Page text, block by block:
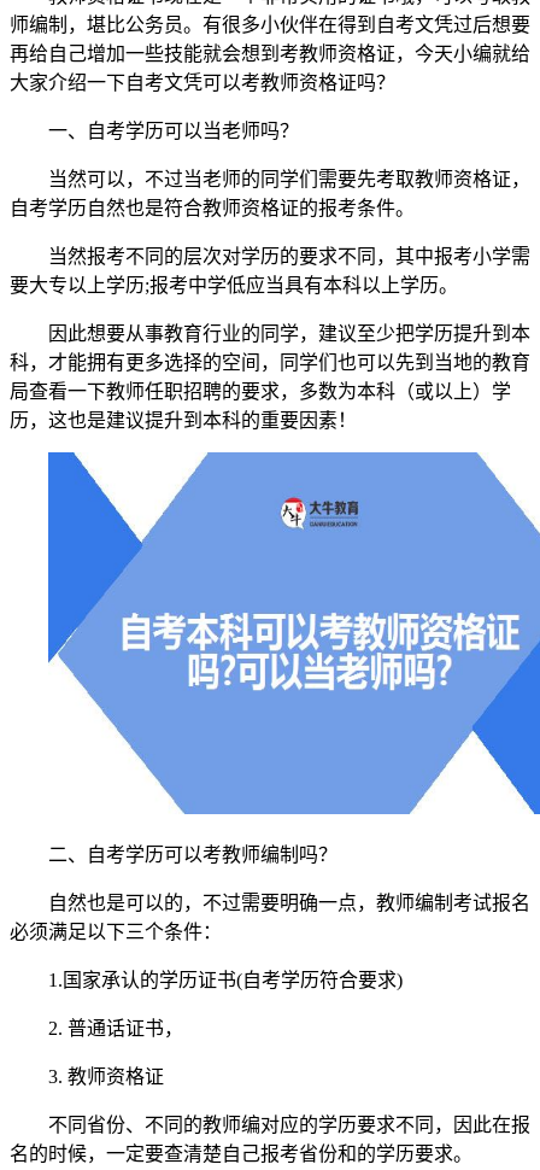
师编制，堪比公务员。有很多小伙伴在得到自考文凭过后想要
再给自己增加一些技能就会想到考教师资格证，今天小编就给
大家介绍一下自考文凭可以考教师资格证吗？
一、自考学历可以当老师吗？
当然可以，不过当老师的同学们需要先考取教师资格证，
自考学历自然也是符合教师资格证的报考条件。
当然报考不同的层次对学历的要求不同，其中报考小学需
要大专以上学历;报考中学低应当具有本科以上学历。
因此想要从事教育行业的同学，建议至少把学历提升到本
科，才能拥有更多选择的空间，同学们也可以先到当地的教育
局查看一下教师任职招聘的要求，多数为本科（或以上）学
历，这也是建议提升到本科的重要因素！
二、自考学历可以考教师编制吗？
自然也是可以的，不过需要明确一点，教师编制考试报名
必须满足以下三个条件：
1.国家承认的学历证书(自考学历符合要求)
2. 普通话证书，
3. 教师资格证
不同省份、不同的教师编对应的学历要求不同，因此在报
名的时候，一定要查清楚自己报考省份和的学历要求。